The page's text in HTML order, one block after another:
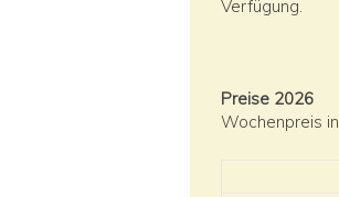
Verfügung.
Preise 2026
Wochenpreis